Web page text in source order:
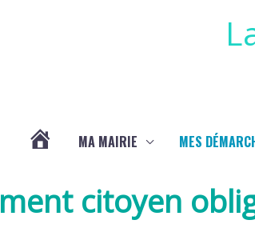
DE
MA MAIRIE MES
citoyen